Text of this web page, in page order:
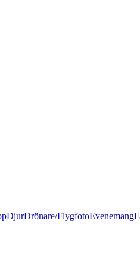
DjurDrönare/FlygfotoEvenemang